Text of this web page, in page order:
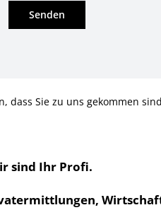
dass Sie zu uns gekommen
sind Ihr Profi.